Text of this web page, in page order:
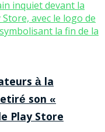
à la
son «
Play Store